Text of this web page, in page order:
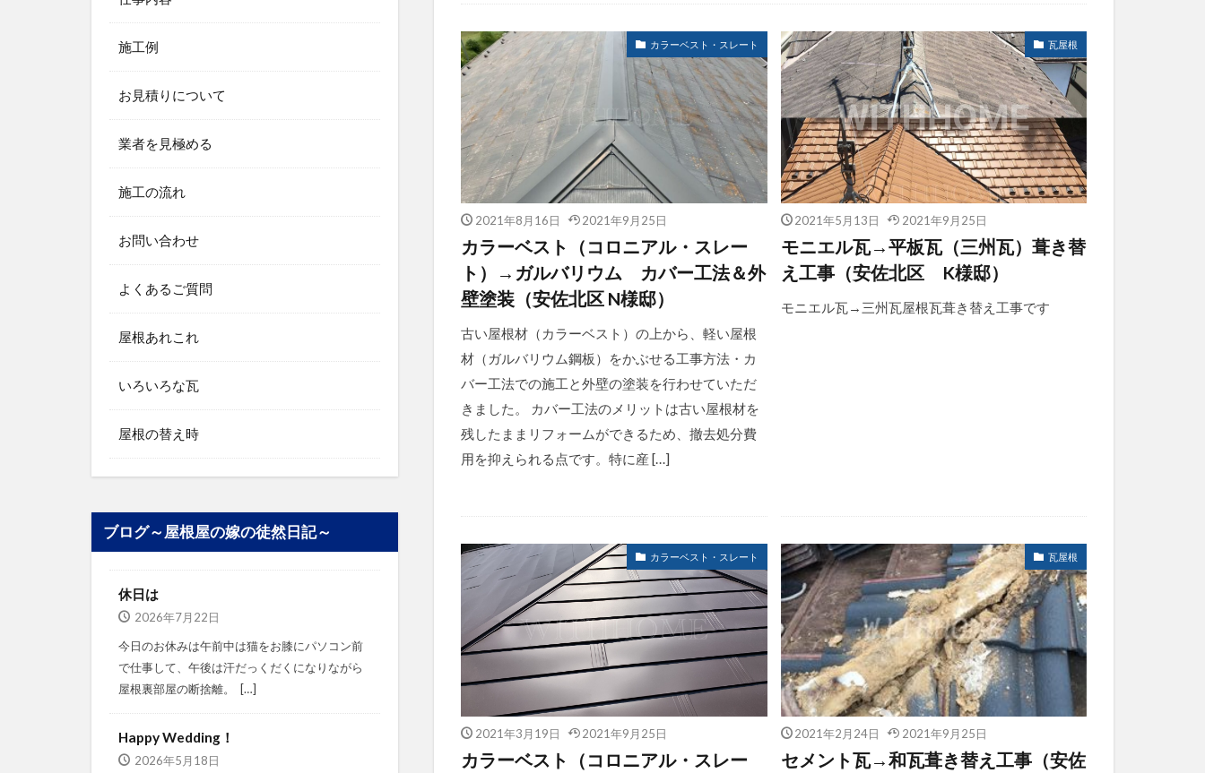
施工例すべて
カラーベスト・スレート
2021年8月16日 2021年9月25日
カラーベスト（コロニアル・スレー
ト）→ガルバリウム カバー工法＆外
壁塗装（安佐北区 N様邸）
古い屋根材（カラーベスト）の上から、軽い屋根
材（ガルバリウム鋼板）をかぶせる工事方法・カ
バー工法での施工と外壁の塗装を行わせていただ
きました。 カバー工法のメリットは古い屋根材を
残したままリフォームができるため、撤去処分費
用を抑えられる点です。特に産 […]
瓦屋根
2021年5月13日 2021年9月25日
モニエル瓦→平板瓦（三州瓦）葺き替
え工事（安佐北区 K様邸）
モニエル瓦→三州瓦屋根瓦葺き替え工事です
カラーベスト・スレート
2021年3月19日 2021年9月25日
カラーベスト（コロニアル・スレー
瓦屋根
2021年2月24日 2021年9月25日
セメント瓦→和瓦葺き替え工事（安佐
施工例
お見積りについて
業者を見極める
施工の流れ
お問い合わせ
よくあるご質問
屋根あれこれ
いろいろな瓦
屋根の替え時
ブログ～屋根屋の嫁の徒然日記～
休日は
2026年7月22日
今日のお休みは午前中は猫をお膝にパソコン前
で仕事して、午後は汗だっくだくになりながら
屋根裏部屋の断捨離。⁡ ⁡ […]
Happy Wedding！
2026年5月18日